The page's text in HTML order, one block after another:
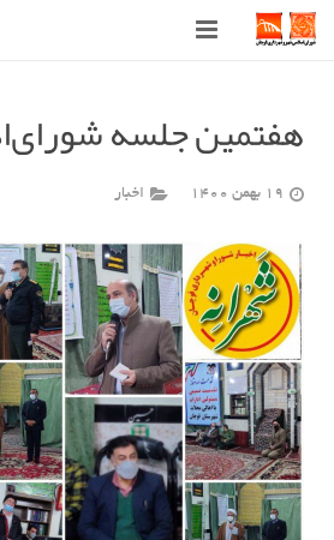
شهرداری
شورای اسلامی شهر قوچان
اخبار روز
قوچان
ارتباط با ما
هفتمین جلسه
19 بهمن 1400 اخبار